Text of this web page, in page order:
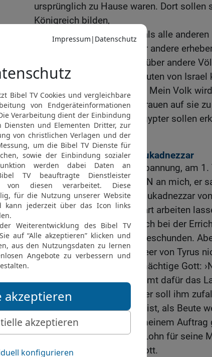
ursprünglich zu Hause waren. Dort sollen
Königreich bilden,
kleiner und schwächer als alle
sollen sich nicht mehr über andere
Zahl, damit sie nicht mehr über andere
16 Dann können sie den Leuten von Israel
Hoffnungen mehr machen. Mein Volk
verführen lassen, sein Vertrauen auf sie
schuldig zu werden. Die Ägypter sollen
HERR bin!‹«
Ägypten als Lohn für Nebukadnezzar
17 Im 27. Jahr unserer Verbannung, am
erging das Wort des HERRN an mich, er
18 »Du Mensch, König Nebukadnezzar
Heer vor der Stadt Tyrus hart arbeiten
haben seine Kriegsleute sich bei der
Belagerungswerke blutig geschunden.
Mühe haben er und sein Heer von Tyrus
Deshalb sage ich, der mächtige Gott:
König von Babylon, bekommt dafür das
ganze Reichtum der Ägypter soll ihm
werden alles, was wertvoll ist, als Beute
20 Nebukadnezzar hat in meinem Auftrag
gebe ich ihm Ägypten als Lohn für seine
der HERR, der mächtige Gott.